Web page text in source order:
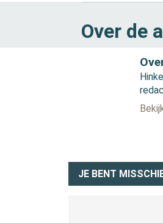
Over de
JE BENT